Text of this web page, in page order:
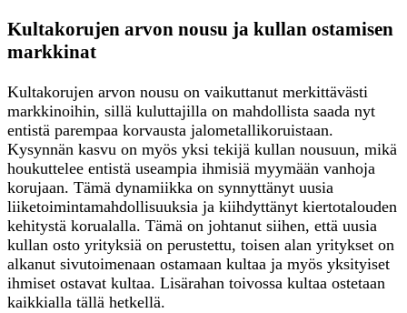
Kultakorujen arvon nousu ja kullan ostamisen
markkinat
Kultakorujen arvon nousu on vaikuttanut merkittävästi
markkinoihin, sillä kuluttajilla on mahdollista saada nyt
entistä parempaa korvausta jalometallikoruistaan.
Kysynnän kasvu on myös yksi tekijä kullan nousuun, mikä
houkuttelee entistä useampia ihmisiä myymään vanhoja
korujaan. Tämä dynamiikka on synnyttänyt uusia
liiketoimintamahdollisuuksia ja kiihdyttänyt kiertotalouden
kehitystä korualalla. Tämä on johtanut siihen, että uusia
kullan osto yrityksiä on perustettu, toisen alan yritykset on
alkanut sivutoimenaan ostamaan kultaa ja myös yksityiset
ihmiset ostavat kultaa. Lisärahan toivossa kultaa ostetaan
kaikkialla tällä hetkellä.